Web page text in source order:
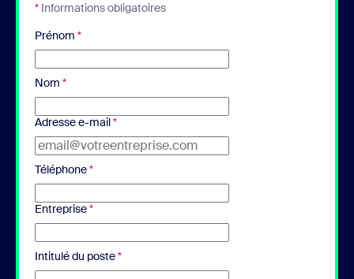
* Informations obligatoires
Prénom *
Nom *
Adresse e-mail*
Téléphone*
Entreprise*
Intitulé du poste*